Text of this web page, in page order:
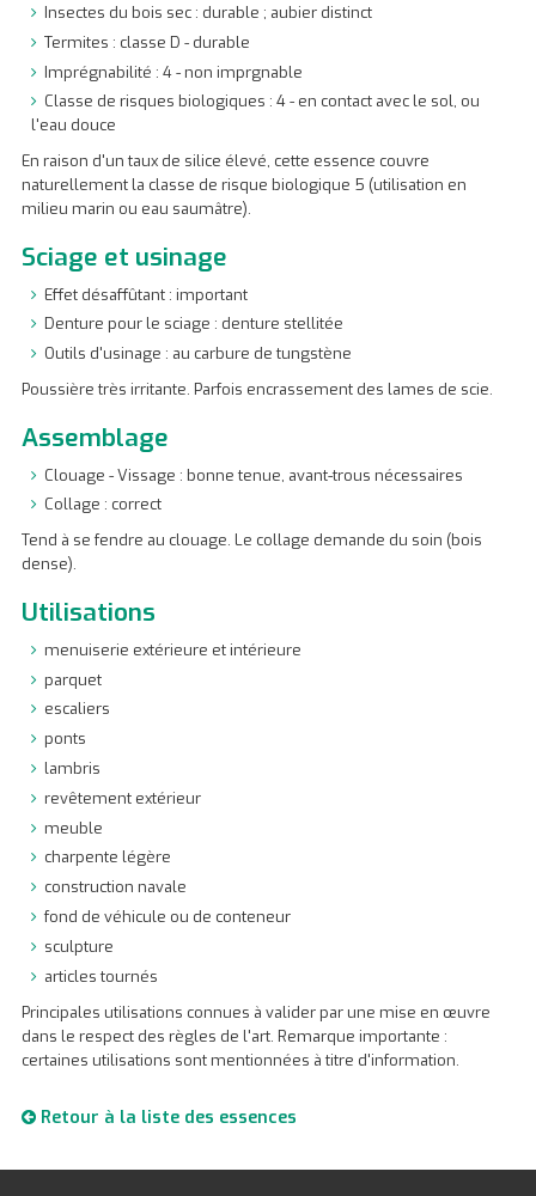
Insectes du bois sec : durable ; aubier distinct
Termites : classe D - durable
Imprégnabilité : 4 - non imprgnable
Classe de risques biologiques : 4 - en contact avec le sol, ou
l'eau douce
En raison d'un taux de silice élevé, cette essence couvre
naturellement la classe de risque biologique 5 (utilisation en
milieu marin ou eau saumâtre).
Sciage et usinage
Effet désaffûtant : important
Denture pour le sciage : denture stellitée
Outils d'usinage : au carbure de tungstène
Poussière très irritante. Parfois encrassement des lames de scie.
Assemblage
Clouage - Vissage : bonne tenue, avant-trous nécessaires
Collage : correct
Tend à se fendre au clouage. Le collage demande du soin (bois
dense).
Utilisations
menuiserie extérieure et intérieure
parquet
escaliers
ponts
lambris
revêtement extérieur
meuble
charpente légère
construction navale
fond de véhicule ou de conteneur
sculpture
articles tournés
Principales utilisations connues à valider par une mise en œuvre
dans le respect des règles de l'art. Remarque importante :
certaines utilisations sont mentionnées à titre d'information.
Retour à la liste des essences